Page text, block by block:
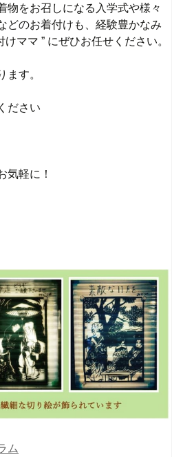
物をお召しになる入学式や様々
どのお着付けも、 経験豊かなみ
けママ ” にぜひお任せください。
ます。
ださい
気軽に！
ム